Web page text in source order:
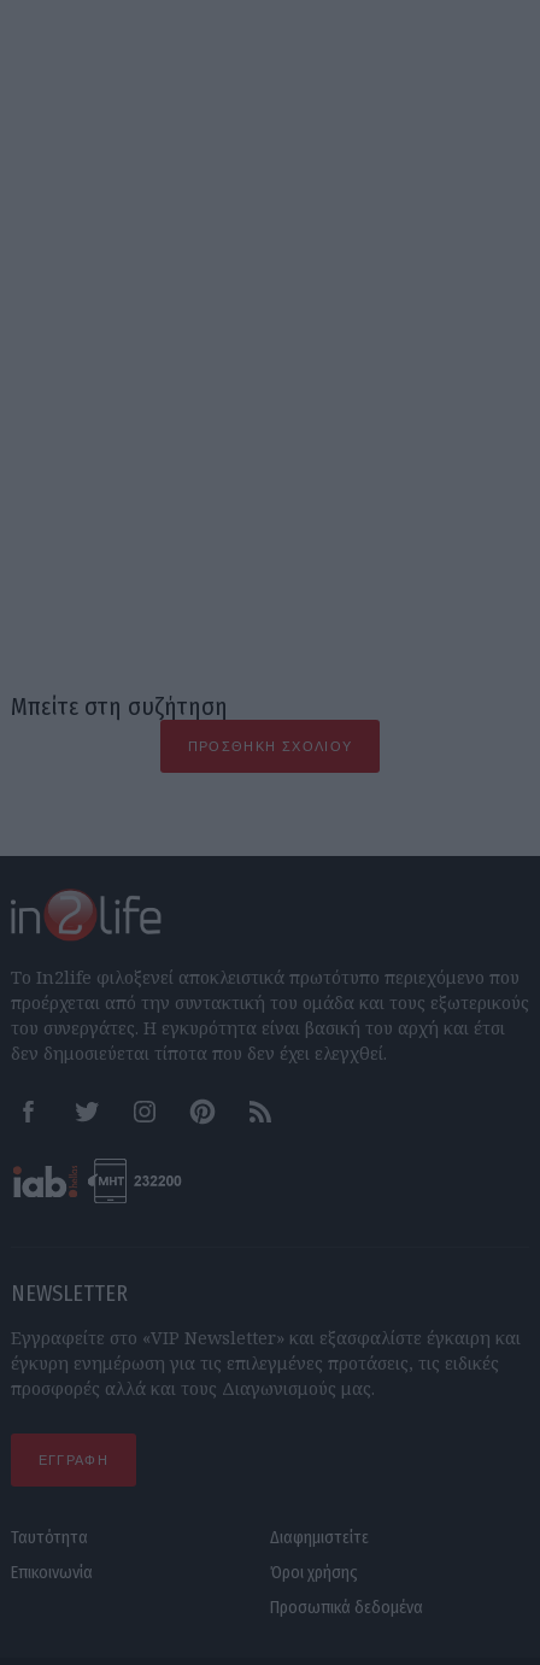
Μπείτε στη συζήτηση
ΠΡΟΣΘΉΚΗ ΣΧΟΛΊΟΥ
Το In2life φιλοξενεί αποκλειστικά πρωτότυπο περιεχόμενο που
προέρχεται από την συντακτική του ομάδα και τους εξωτερικούς
του συνεργάτες. Η εγκυρότητα είναι βασική του αρχή και έτσι
δεν δημοσιεύεται τίποτα που δεν έχει ελεγχθεί.
FacebookTwitter InstagramPinterestRSS feeds
NEWSLETTER
Εγγραφείτε στο «VIP Newsletter» και εξασφαλίστε έγκαιρη και
έγκυρη ενημέρωση για τις επιλεγμένες προτάσεις, τις ειδικές
προσφορές αλλά και τους Διαγωνισμούς μας.
ΕΓΓΡΑΦΗ
Ταυτότητα
Επικοινωνία
Διαφημιστείτε
Όροι χρήσης
Προσωπικά δεδομένα